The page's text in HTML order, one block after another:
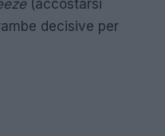
(accostarsi
decisive per